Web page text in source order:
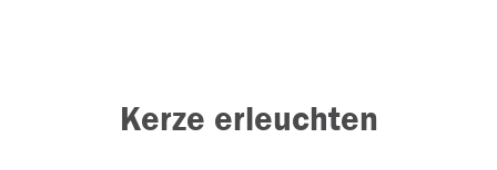
Kerze erleuchten